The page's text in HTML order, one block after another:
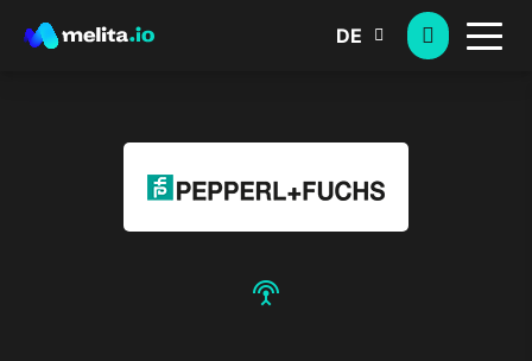
DE
settings_input_antenna